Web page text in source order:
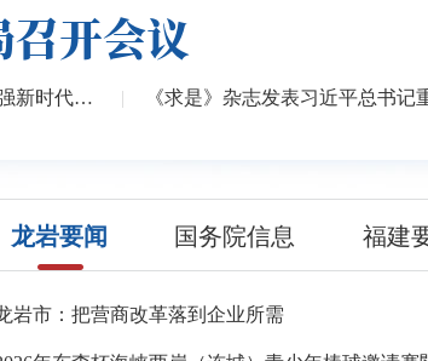
召开会议
中共中央 国务院印发《关于加强新时代社会... |
龙岩要闻 国务院信息 福建
岩市：把营商改革落到企业所需